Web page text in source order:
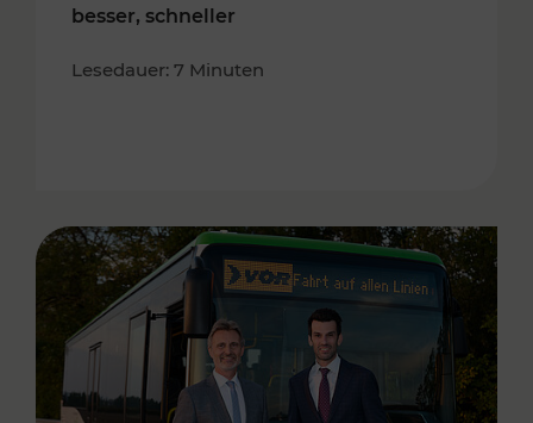
besser, schneller
Lesedauer: 7 Minuten